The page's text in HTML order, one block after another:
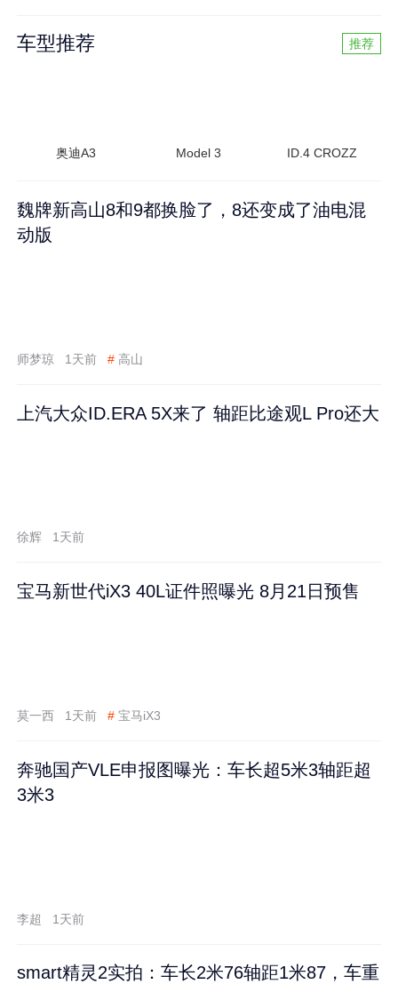
车型推荐 推荐
奥迪A3 Model 3 ID.4 CROZZ
魏牌新高山8和9都换脸了，8还变成了油电混
动版
师梦琼 1天前 # 高山
上汽大众ID.ERA 5X来了 轴距比途观L Pro还大
徐辉 1天前
宝马新世代iX3 40L证件照曝光 8月21日预售
莫一西 1天前 # 宝马iX3
奔驰国产VLE申报图曝光：车长超5米3轴距超
3米3
李超 1天前
smart精灵2实拍：车长2米76轴距1米87，车重